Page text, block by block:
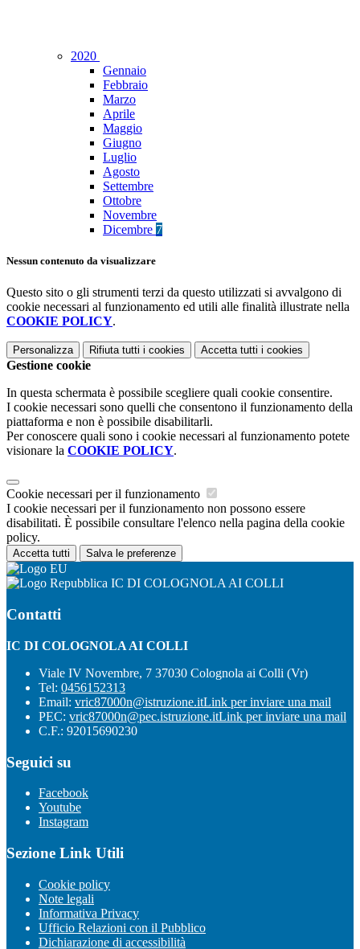
2020
Gennaio
Febbraio
Marzo
Aprile
Maggio
Giugno
Luglio
Agosto
Settembre
Ottobre
Novembre
Dicembre 7
Nessun contenuto da visualizzare
Questo sito o gli strumenti terzi da questo utilizzati si avvalgono di
cookie necessari al funzionamento ed utili alle finalità illustrate nella
COOKIE POLICY.
Personalizza Rifiuta tutti i cookies Accetta tutti i cookies
Gestione cookie
In questa schermata è possibile scegliere quali cookie consentire.
I cookie necessari sono quelli che consentono il funzionamento della
piattaforma e non è possibile disabilitarli.
Per conoscere quali sono i cookie necessari al funzionamento potete
visionare la COOKIE POLICY.
Cookie necessari per il funzionamento
I cookie necessari per il funzionamento non possono essere
disabilitati. È possibile consultare l'elenco nella pagina della cookie
policy.
Accetta tutti Salva le preferenze
IC DI COLOGNOLA AI COLLI
Contatti
IC DI COLOGNOLA AI COLLI
Viale IV Novembre, 7 37030 Colognola ai Colli (Vr)
Tel: 0456152313
Email: vric87000n@istruzione.itLink per inviare una mail
PEC: vric87000n@pec.istruzione.itLink per inviare una mail
C.F.: 92015690230
Seguici su
Facebook
Youtube
Instagram
Sezione Link Utili
Cookie policy
Note legali
Informativa Privacy
Ufficio Relazioni con il Pubblico
Dichiarazione di accessibilità